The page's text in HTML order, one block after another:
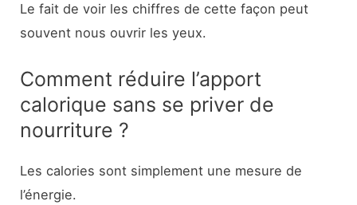
Le fait de voir les chiffres de cette façon peut
souvent nous ouvrir les yeux.
Comment réduire l’apport
calorique sans se priver de
nourriture ?
Les calories sont simplement une mesure de
l’énergie.